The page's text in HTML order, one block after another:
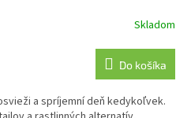
Skladom
Do košíka
a spríjemní deň kedykoľvek.